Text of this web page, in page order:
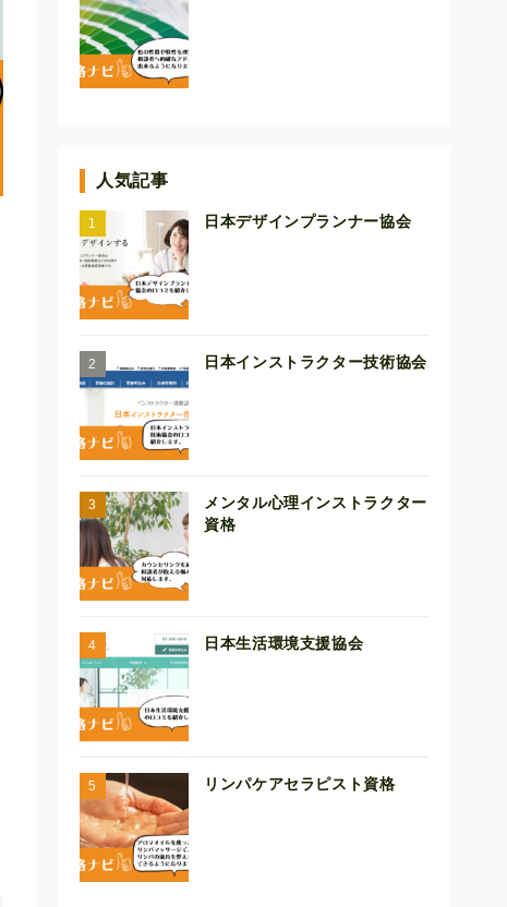
人気記事
日本デザインプランナー協会
日本インストラクター技術協会
メンタル心理インストラクター
資格
日本生活環境支援協会
リンパケアセラピスト資格